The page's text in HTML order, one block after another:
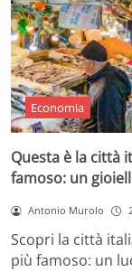
Economia
Questa è la città
famoso: un
Antonio Murolo
Scopri la città
più famoso: un